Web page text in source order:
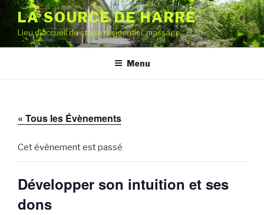
Aller
contenu
principal
LA SOURCE DE HARRE
Lieu d'accueil de stage résidentiel, massage
Menu
« Tous les Évènements
Cet évènement est passé
Développer son intuition et ses
dons